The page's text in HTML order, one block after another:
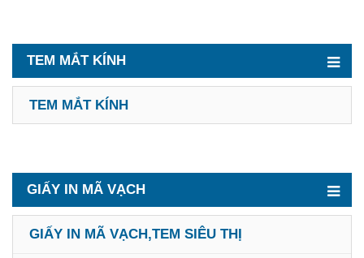
TEM MẮT KÍNH
TEM MẮT KÍNH
GIẤY IN MÃ VẠCH
GIẤY IN MÃ VẠCH,TEM SIÊU THỊ